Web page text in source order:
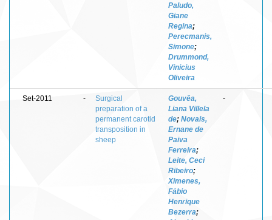
Paludo,
Giane
Regina;
Perecmanis,
Simone;
Drummond,
Vinicius
Oliveira
Set-2011 -
Surgical
preparation of a
permanent carotid
transposition in
sheep
Gouvêa,
Liana Villela
de; Novais,
Ernane de
Paiva
Ferreira;
Leite, Ceci
Ribeiro;
Ximenes,
Fábio
Henrique
Bezerra;
-